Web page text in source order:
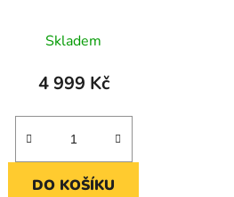
Skladem
4 999 Kč
DO KOŠÍKU